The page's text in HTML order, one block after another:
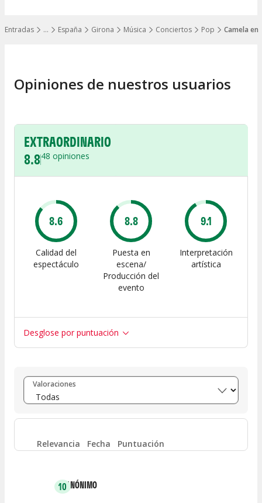
…
Mostrar todos los niveles
Entradas España Girona Música Conciertos Pop Camela
Opiniones de nuestros usuarios
EXTRAORDINARIO
8.848 opiniones
8.6
Calidad del
espectáculo
8.8
Puesta en
escena/
Producción del
evento
9.1
Interpretación
artística
Desglose por puntuación
Entre 8 y 10 (34)
Entre 6 y 8 (10)
Entre 4 y 6 3
Valoraciones
Relevancia Fecha Puntuación
10ANÓNIMO